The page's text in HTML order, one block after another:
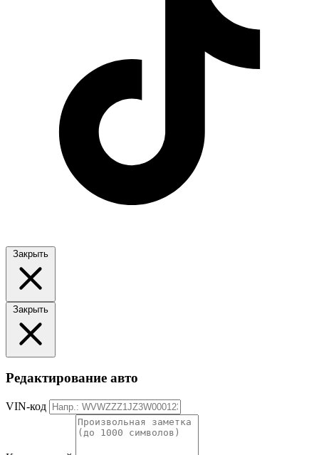
Закрыть
Закрыть
Редактирование авто
VIN-код